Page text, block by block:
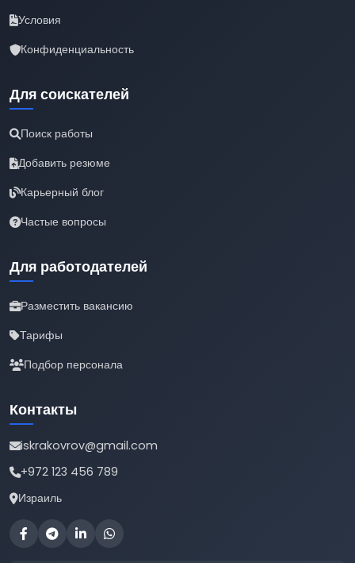
Условия
Конфиденциальность
Для соискателей
Поиск работы
Добавить резюме
Карьерный блог
Частые вопросы
Для работодателей
Разместить вакансию
Тарифы
Подбор персонала
Контакты
iskrakovrov@gmail.com
+972 123 456 789
Израиль